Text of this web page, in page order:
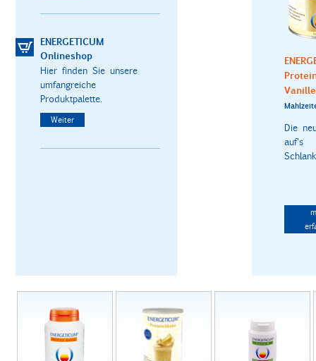
ENERGETICUM
Onlineshop
Hier finden Sie unsere
umfangreiche
Produktpalette.
Weiter
Vanille
Die
auf's